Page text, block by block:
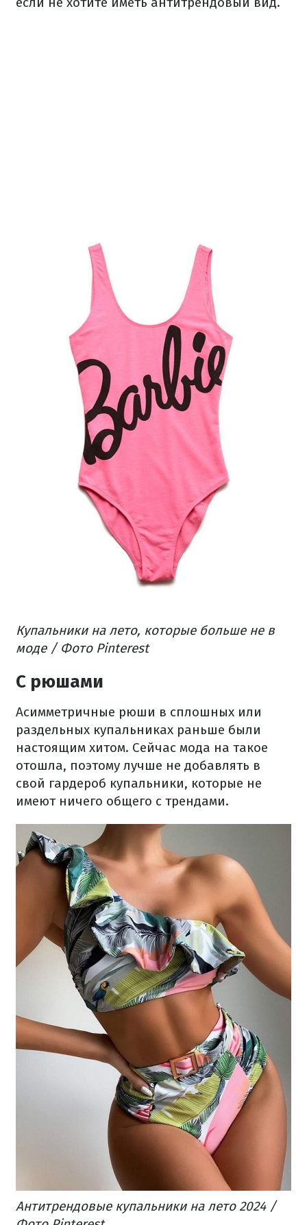
Купальники на лето, которые больше не в
моде / Фото Pinterest
С рюшами
Асимметричные рюши в сплошных или
раздельных купальниках раньше были
настоящим хитом. Сейчас мода на такое
отошла, поэтому лучше не добавлять в
свой гардероб купальники, которые не
имеют ничего общего с трендами.
Антитрендовые купальники на лето 2024 /